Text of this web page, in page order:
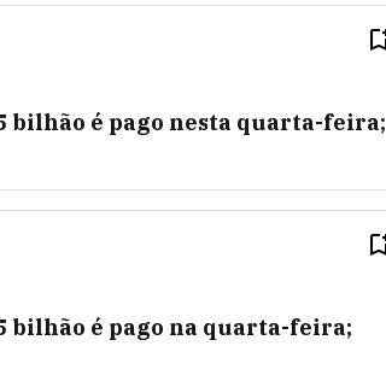
bilhão é pago nesta quarta-feira;
bilhão é pago na quarta-feira;